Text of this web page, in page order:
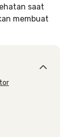
saat
membuat